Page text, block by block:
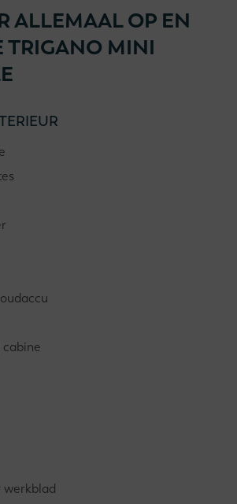
ALLEMAAL OP EN
TRIGANO MINI